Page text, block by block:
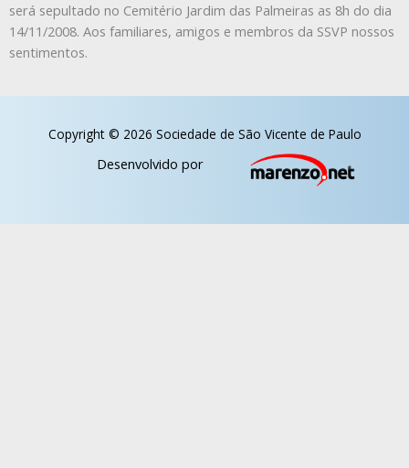
será sepultado no Cemitério Jardim das Palmeiras as 8h do dia
14/11/2008. Aos familiares, amigos e membros da SSVP nossos
sentimentos.
Copyright © 2026 Sociedade de São Vicente de Paulo
Desenvolvido por